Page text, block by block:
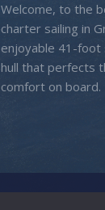
Welcome, to the
charter sailing in
enjoyable 41-foot
hull that perfects
comfort on board.